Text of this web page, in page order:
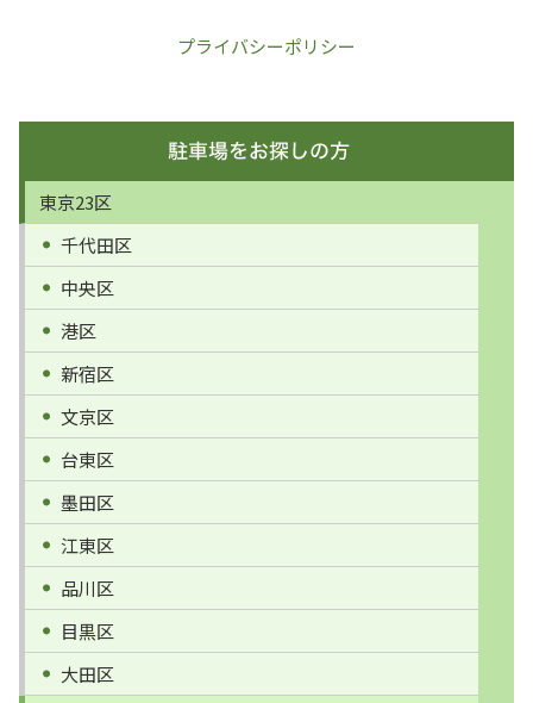
プライバシーポリシー
東京23区
千代田区
中央区
港区
新宿区
文京区
台東区
墨田区
江東区
品川区
目黒区
大田区